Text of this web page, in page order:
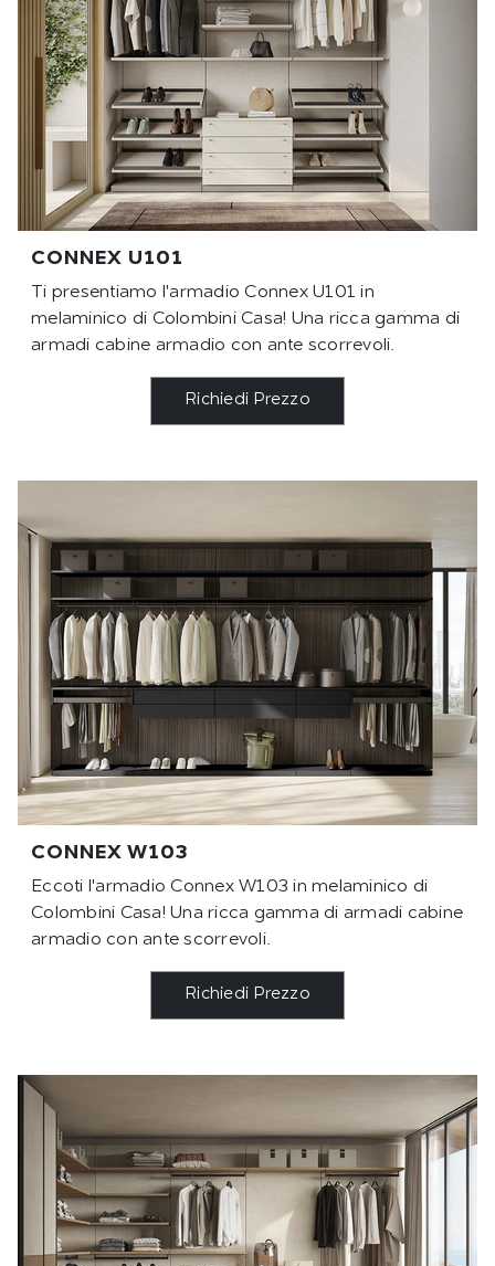
CONNEX U101
Ti presentiamo l'armadio Connex U101 in
melaminico di Colombini Casa! Una ricca gamma di
armadi cabine armadio con ante scorrevoli.
Richiedi Prezzo
CONNEX W103
Eccoti l'armadio Connex W103 in melaminico di
Colombini Casa! Una ricca gamma di armadi cabine
armadio con ante scorrevoli.
Richiedi Prezzo